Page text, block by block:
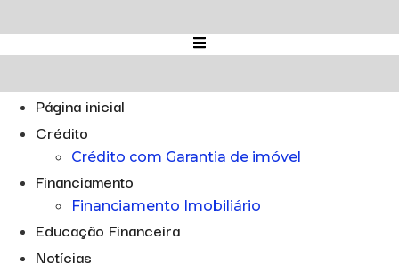
para
o
Página inicial
Crédito
Crédito com Garantia de imóvel
Financiamento
Financiamento Imobiliário
Educação Financeira
Notícias